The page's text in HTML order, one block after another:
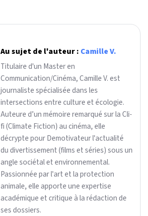
Au sujet de l'auteur : Camille V.
Titulaire d'un Master en
Communication/Cinéma, Camille V. est
journaliste spécialisée dans les
intersections entre culture et écologie.
Auteure d’un mémoire remarqué sur la Cli-
fi (Climate Fiction) au cinéma, elle
décrypte pour Demotivateur l'actualité
du divertissement (films et séries) sous un
angle sociétal et environnemental.
Passionnée par l'art et la protection
animale, elle apporte une expertise
académique et critique à la rédaction de
ses dossiers.